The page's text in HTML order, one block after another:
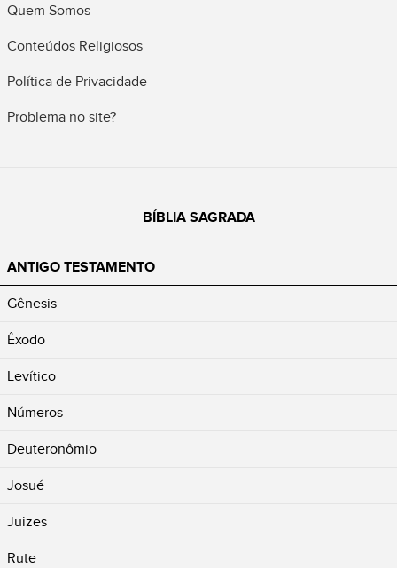
Quem Somos
Conteúdos Religiosos
Política de Privacidade
Problema no site?
BÍBLIA SAGRADA
ANTIGO TESTAMENTO
Gênesis
Êxodo
Levítico
Números
Deuteronômio
Josué
Juizes
Rute